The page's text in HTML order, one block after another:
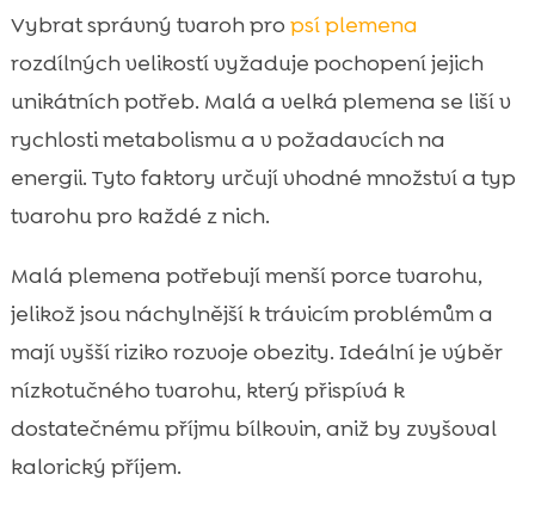
Vybrat správný tvaroh pro psí plemena
rozdílných velikostí vyžaduje pochopení jejich
unikátních potřeb. Malá a velká plemena se liší v
rychlosti metabolismu a v požadavcích na
energii. Tyto faktory určují vhodné množství a typ
tvarohu pro každé z nich.
Malá plemena potřebují menší porce tvarohu,
jelikož jsou náchylnější k trávicím problémům a
mají vyšší riziko rozvoje obezity. Ideální je výběr
nízkotučného tvarohu, který přispívá k
dostatečnému příjmu bílkovin, aniž by zvyšoval
kalorický příjem.